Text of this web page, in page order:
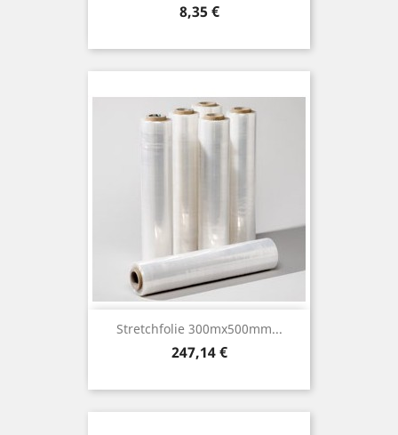
Preis
8,35 €
Stretchfolie 300mx500mm...
Preis
247,14 €